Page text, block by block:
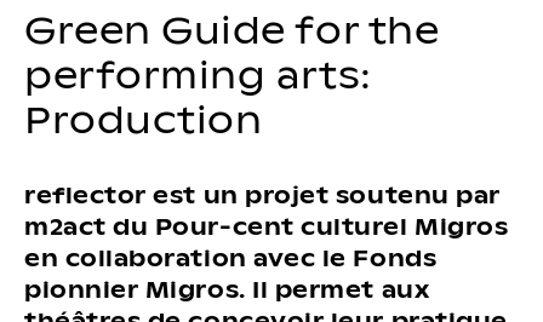
Green Guide for the
performing arts:
Production
reflector est un projet soutenu par
m2act du Pour-cent culturel Migros
en collaboration avec le Fonds
pionnier Migros. Il permet aux